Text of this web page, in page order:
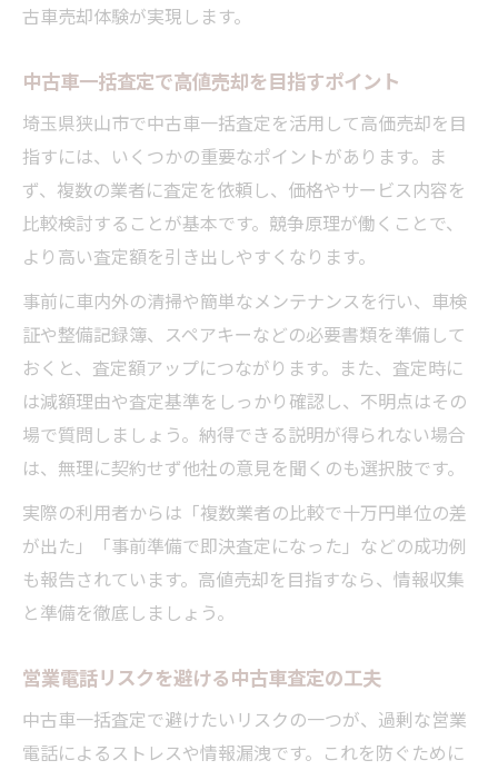
古車売却体験が実現します。
中古車一括査定で高値売却を目指すポイント
埼玉県狭山市で中古車一括査定を活用して高価売却を目
指すには、いくつかの重要なポイントがあります。ま
ず、複数の業者に査定を依頼し、価格やサービス内容を
比較検討することが基本です。競争原理が働くことで、
より高い査定額を引き出しやすくなります。
事前に車内外の清掃や簡単なメンテナンスを行い、車検
証や整備記録簿、スペアキーなどの必要書類を準備して
おくと、査定額アップにつながります。また、査定時に
は減額理由や査定基準をしっかり確認し、不明点はその
場で質問しましょう。納得できる説明が得られない場合
は、無理に契約せず他社の意見を聞くのも選択肢です。
実際の利用者からは「複数業者の比較で十万円単位の差
が出た」「事前準備で即決査定になった」などの成功例
も報告されています。高値売却を目指すなら、情報収集
と準備を徹底しましょう。
営業電話リスクを避ける中古車査定の工夫
中古車一括査定で避けたいリスクの一つが、過剰な営業
電話によるストレスや情報漏洩です。これを防ぐために